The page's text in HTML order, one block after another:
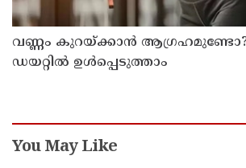
വണ്ണം കുറയ്ക്കാൻ
ഡയറ്റിൽ ഉൾപ്പെടുത്താം
You May Like